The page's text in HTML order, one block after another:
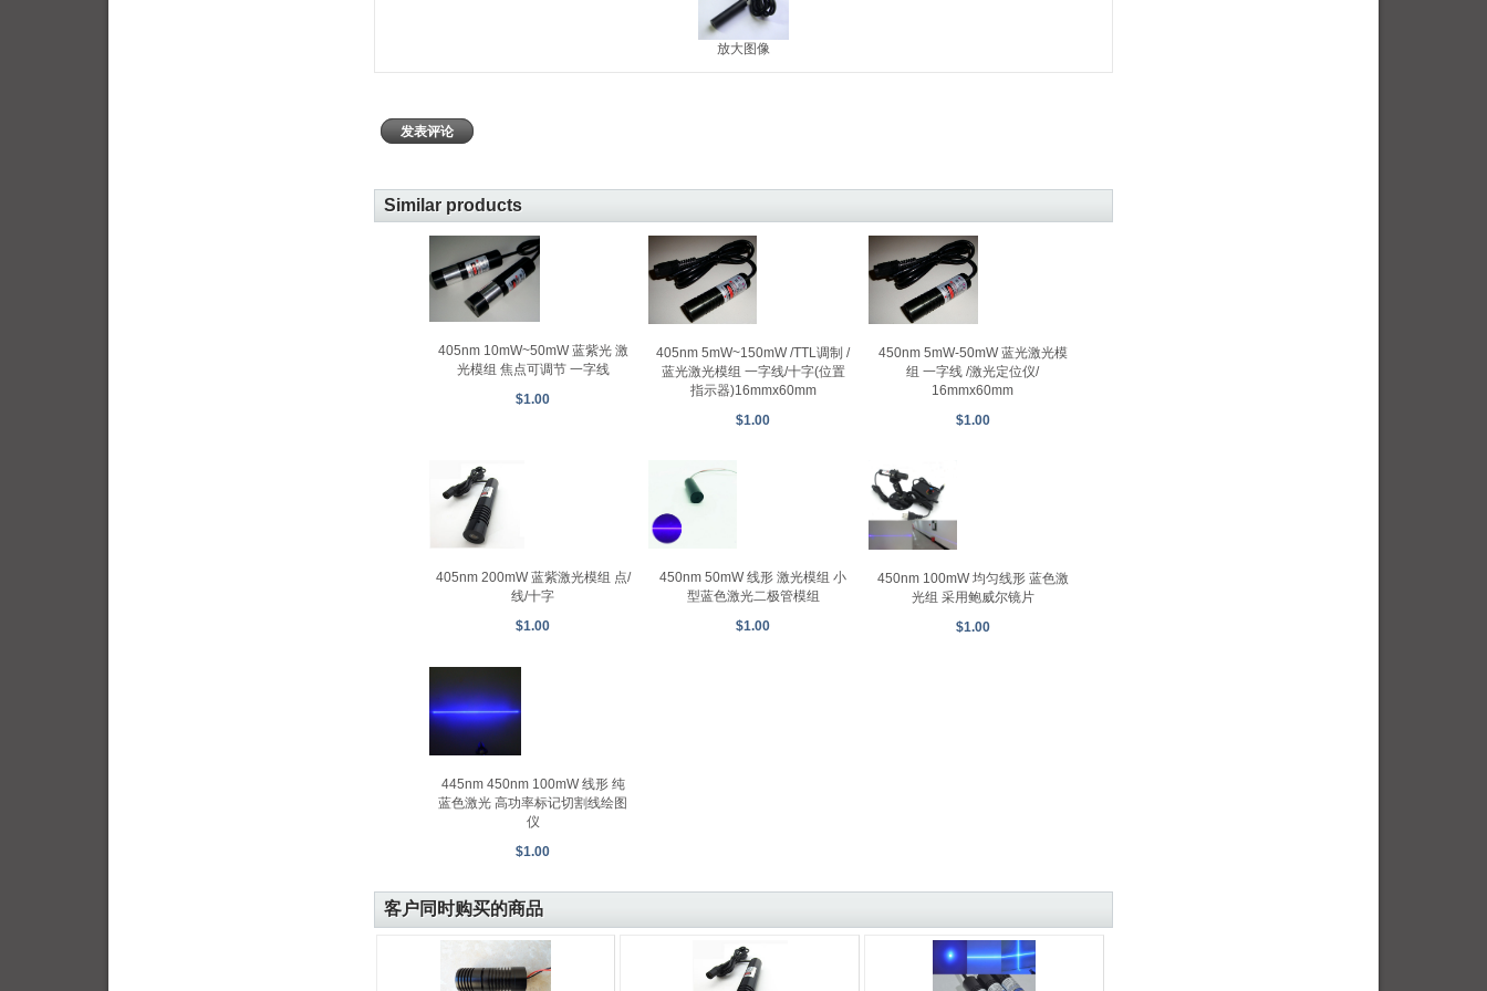
放大图像
发表评论
Similar products
405nm 10mW~50mW 蓝紫光 激
光模组 焦点可调节 一字线
$1.00
405nm 5mW~150mW /TTL调制 /
蓝光激光模组 一字线/十字(位置
指示器)16mmx60mm
$1.00
450nm 5mW-50mW 蓝光激光模
组 一字线 /激光定位仪/
16mmx60mm
$1.00
405nm 200mW 蓝紫激光模组 点/
线/十字
$1.00
450nm 50mW 线形 激光模组 小
型蓝色激光二极管模组
$1.00
450nm 100mW 均匀线形 蓝色激
光组 采用鲍威尔镜片
$1.00
445nm 450nm 100mW 线形 纯
蓝色激光 高功率标记切割线绘图
仪
$1.00
客户同时购买的商品